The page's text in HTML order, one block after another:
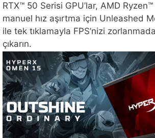
RTX™ 50 Serisi GPU’lar, AMD Ryzen™
manuel hız aşırtma için Unleashed
ile tek tıklamayla FPS’nizi
çıkarın.